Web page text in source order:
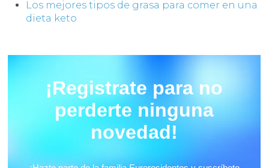
Los mejores tipos de grasa para comer en una
dieta keto